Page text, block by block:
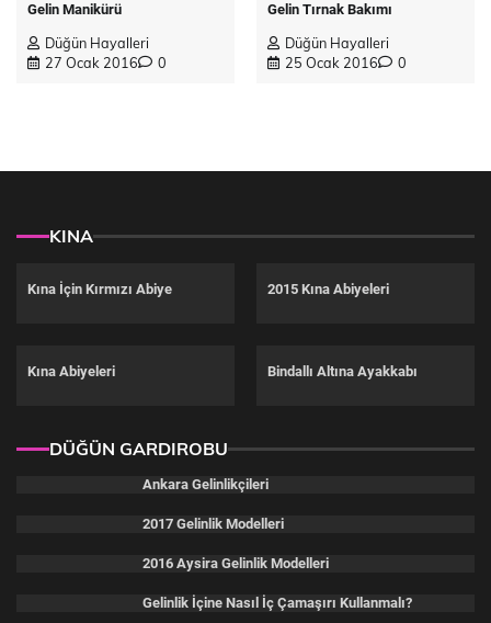
Gelin Manikürü
Düğün Hayalleri
27 Ocak 2016
0
Gelin Tırnak Bakımı
Düğün Hayalleri
25 Ocak 2016
0
KINA
Kına İçin Kırmızı Abiye 2015 Kına Abiyeleri
Kına Abiyeleri Bindallı Altına Ayakkabı
DÜĞÜN GARDIROBU
Ankara Gelinlikçileri
2017 Gelinlik Modelleri
2016 Aysira Gelinlik Modelleri
Gelinlik İçine Nasıl İç Çamaşırı Kullanmalı?